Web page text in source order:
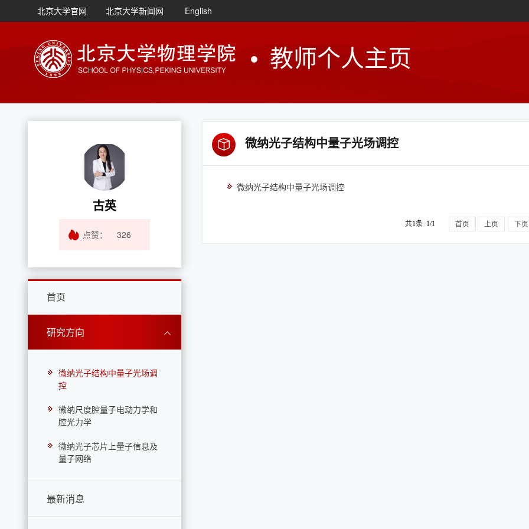
北京大学官网 北京大学新闻网 English
教师个人主页
古英
点赞： 326
首页
研究方向
微纳光子结构中量子光场调
控
微纳尺度腔量子电动力学和
腔光力学
微纳光子芯片上量子信息及
量子网络
最新消息
微纳光子结构中量子光场调控
微纳光子结构中量子光场调控
共1条 1/1 首页 上页 下页